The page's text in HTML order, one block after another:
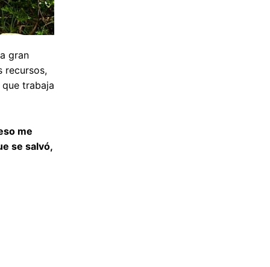
gran
recursos,
trabaja
me
se salvó,